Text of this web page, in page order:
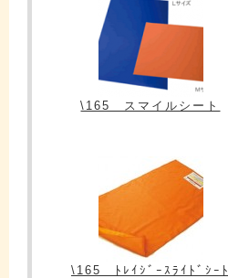
\165 スマイルシート
\165 ﾄﾚｲｼﾞｰｽﾗｲﾄﾞｼｰﾄ